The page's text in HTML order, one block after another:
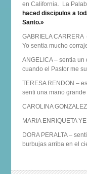
en California. La
haced discipulos a
Santo.»
GABRIELA
Yo sentia mucho
ANGELICA – sentia
cuando el Pastor me
TERESA RENDON –
senti una mano
CAROLINA
MARIA ENRIQUETA
DORA PERALTA –
burbujas arriba en el